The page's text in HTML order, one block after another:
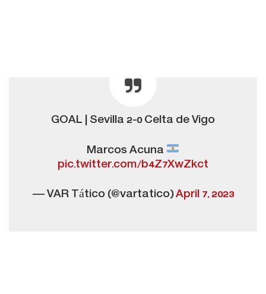
GOAL | Sevilla 2-0 Celta de Vigo
Marcos Acuna
pic.twitter.com/b4Z7XwZkct
— VAR Tático (@vartatico)April 7, 2023